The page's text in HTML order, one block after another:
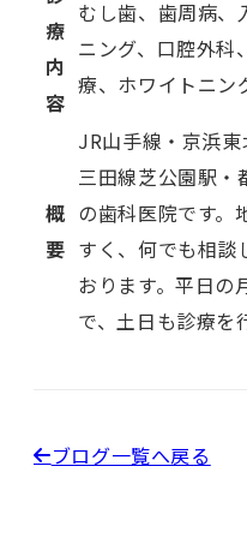
療
内
容
むし歯、歯周病、
ニング、口腔外科
療、ホワイトニン
概
要
JR山手線・京浜
三田線芝公園駅・
の歯科医院です。
すく、何でも相談
おります。平日の
で、土日も診療を
ブログ一覧へ戻る